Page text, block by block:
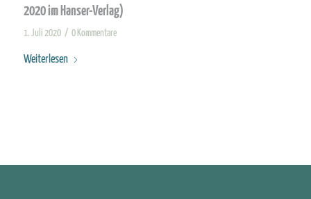
2020 im Hanser-Verlag)
1. Juli 2020 / 0 Kommentare
Weiterlesen